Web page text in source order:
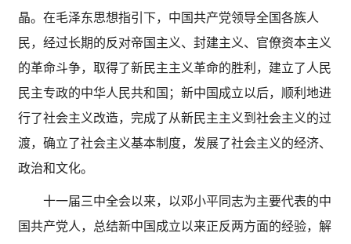
晶。在毛泽东思想指引下，中国共产党领导全国各族人
民，经过长期的反对帝国主义、封建主义、官僚资本主义
的革命斗争，取得了新民主主义革命的胜利，建立了人民
民主专政的中华人民共和国；新中国成立以后，顺利地进
行了社会主义改造，完成了从新民主主义到社会主义的过
渡，确立了社会主义基本制度，发展了社会主义的经济、
政治和文化。
十一届三中全会以来，以邓小平同志为主要代表的中
国共产党人，总结新中国成立以来正反两方面的经验，解